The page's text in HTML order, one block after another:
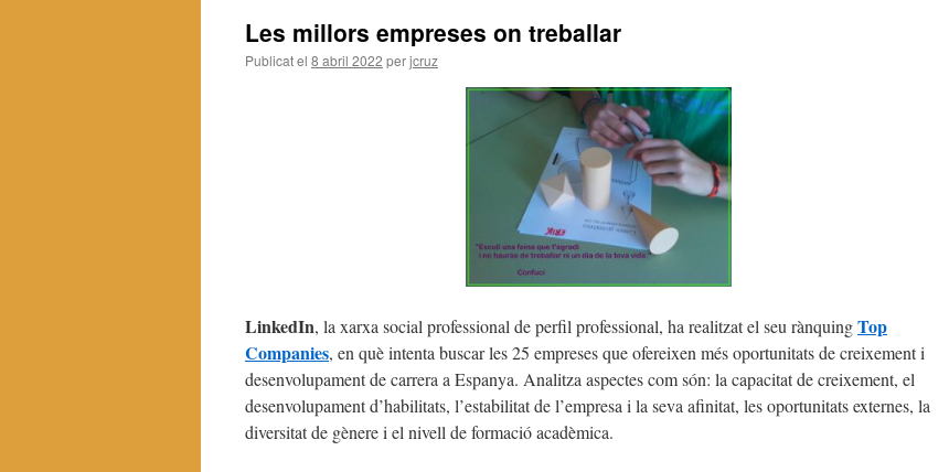
Les millors empreses on treballar
Publicat el 8 abril 2022 perjcruz
LinkedIn, la xarxa social professional de perfil professional, ha realitzat el seu rànquingTop
Companies, en què intenta buscar les 25 empreses que ofereixen més oportunitats de creixement i
desenvolupament de carrera a Espanya. Analitza aspectes com són: la capacitat de creixement, el
desenvolupament d’habilitats, l’estabilitat de l’empresa i la seva afinitat, les oportunitats externes, la
diversitat de gènere i el nivell de formació acadèmica.